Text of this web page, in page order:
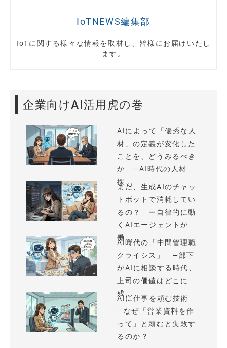
IoTNEWS編集部
IoTに関する様々な情報を取材し、皆様にお届けいたし
ます。
企業向けAI活用虎の巻
AIによって「優秀な人
材」の定義が変化した
ことを、どうみるべき
か —AI時代の人材
採...
まだ、生成AIのチャッ
トボットで消耗してい
るの？ ー自律的に動
くAIエージェントが
働...
AI時代の「中間管理職
クライシス」 —部下
がAIに相談する時代、
上司の価値はどこに
残...
AIに仕事を頼む技術
—なぜ「営業資料を作
って」と頼むと失敗す
るのか？